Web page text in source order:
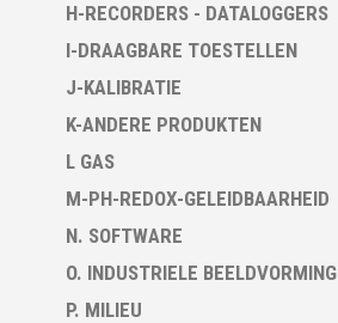
H-RECORDERS - DATALOGGERS
I-DRAAGBARE TOESTELLEN
J-KALIBRATIE
K-ANDERE PRODUKTEN
L GAS
M-PH-REDOX-GELEIDBAARHEID
N. SOFTWARE
O. INDUSTRIELE BEELDVORMING
P. MILIEU